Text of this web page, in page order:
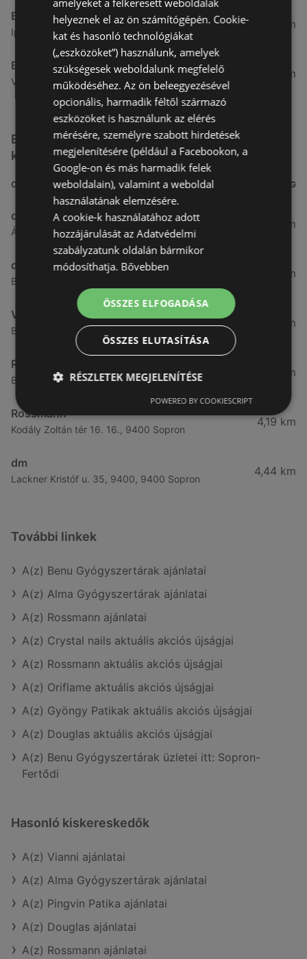
Benu Gyógyszertárak
Ipar Körút 30, 9400 Sopron
7,03 km
Benu Gyógyszertárak
Vasút Sor 1, 9432 Fertőd
26,99 km
Egyéb Kozmetikumok és Drogéria üzletek a
közelben
CÍM TÁVOLSÁG
dm
Ágfalvi út 4, 9400, 9400 Sopron
3,26 km
dm
Besenyő u. 23, 9400 Sopron
3,28 km
Vianni
Bánfalvi út 14., 9400 Sopron
3,57 km
Rossmann
Bánfalvi út 6-8., 9400 Sopron
3,83 km
Rossmann
Kodály Zoltán tér 16. 16., 9400 Sopron
4,19 km
dm
Lackner Kristóf u. 35, 9400, 9400 Sopron
4,44 km
További linkek
A(z) Benu Gyógyszertárak ajánlatai
A(z) Alma Gyógyszertárak ajánlatai
A(z) Rossmann ajánlatai
A(z) Crystal nails aktuális akciós újságjai
A(z) Rossmann aktuális akciós újságjai
A(z) Oriflame aktuális akciós újságjai
A(z) Gyöngy Patikak aktuális akciós újságjai
A(z) Douglas aktuális akciós újságjai
A(z) Benu Gyógyszertárak üzletei itt: Sopron-
Fertődi
Hasonló kiskereskedők
A(z) Vianni ajánlatai
A(z) Alma Gyógyszertárak ajánlatai
A(z) Pingvin Patika ajánlatai
A(z) Douglas ajánlatai
A(z) Rossmann ajánlatai
amelyeket a felkeresett weboldalak
helyeznek el az ön számítógépén. Cookie-
kat és hasonló technológiákat
(„eszközöket”) használunk, amelyek
szükségesek weboldalunk megfelelő
működéséhez. Az ön beleegyezésével
opcionális, harmadik féltől származó
eszközöket is használunk az elérés
mérésére, személyre szabott hirdetések
megjelenítésére (például a Facebookon, a
Google-on és más harmadik felek
weboldalain), valamint a weboldal
használatának elemzésére.
A cookie-k használatához adott
hozzájárulását az Adatvédelmi
szabályzatunk oldalán bármikor
módosíthatja. Bővebben
ÖSSZES ELFOGADÁSA
ÖSSZES ELUTASÍTÁSA
RÉSZLETEK MEGJELENÍTÉSE
POWERED BY COOKIESCRIPT